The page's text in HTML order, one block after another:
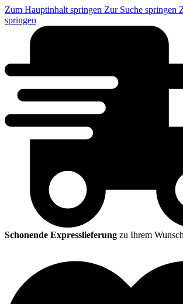
Zum Hauptinhalt springen Zur Suche springen
springen
Schonende Expresslieferung zu Ihrem